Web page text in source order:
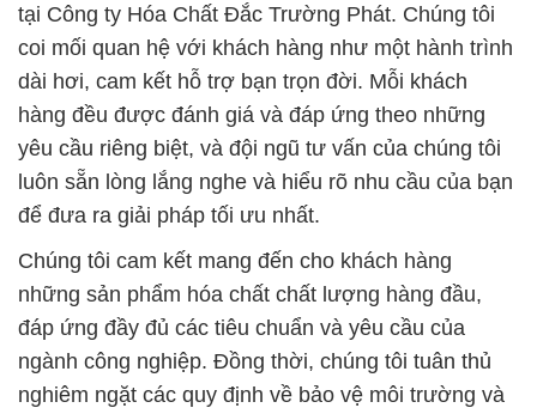
tại Công ty Hóa Chất Đắc Trường Phát. Chúng tôi
coi mối quan hệ với khách hàng như một hành trình
dài hơi, cam kết hỗ trợ bạn trọn đời. Mỗi khách
hàng đều được đánh giá và đáp ứng theo những
yêu cầu riêng biệt, và đội ngũ tư vấn của chúng tôi
luôn sẵn lòng lắng nghe và hiểu rõ nhu cầu của bạn
để đưa ra giải pháp tối ưu nhất.
Chúng tôi cam kết mang đến cho khách hàng
những sản phẩm hóa chất chất lượng hàng đầu,
đáp ứng đầy đủ các tiêu chuẩn và yêu cầu của
ngành công nghiệp. Đồng thời, chúng tôi tuân thủ
nghiêm ngặt các quy định về bảo vệ môi trường và